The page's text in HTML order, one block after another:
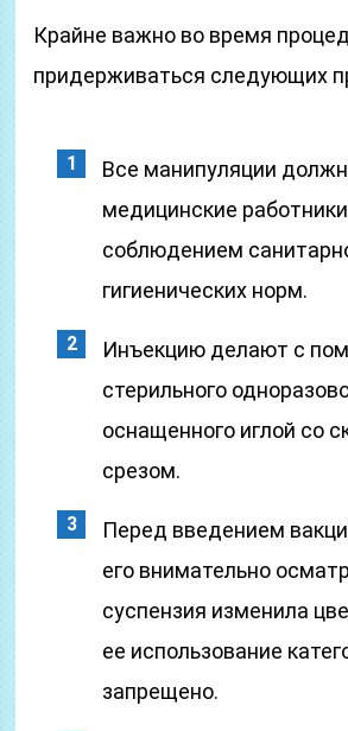
Крайне важно во время
придерживаться следующих
Все манипуляции
медицинские
соблюдением
гигиенических норм.
Инъекцию делают с
стерильного
оснащенного иглой со
срезом.
Перед введением
его внимательно
суспензия изменила
ее использование
запрещено.